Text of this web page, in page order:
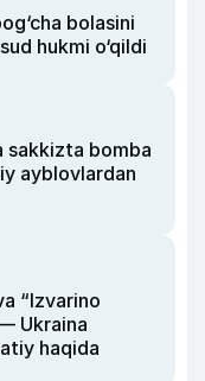
bolasini
hukmi o‘qildi
sakkizta bomba
ayblovlardan
“Izvarino
Ukraina
haqida